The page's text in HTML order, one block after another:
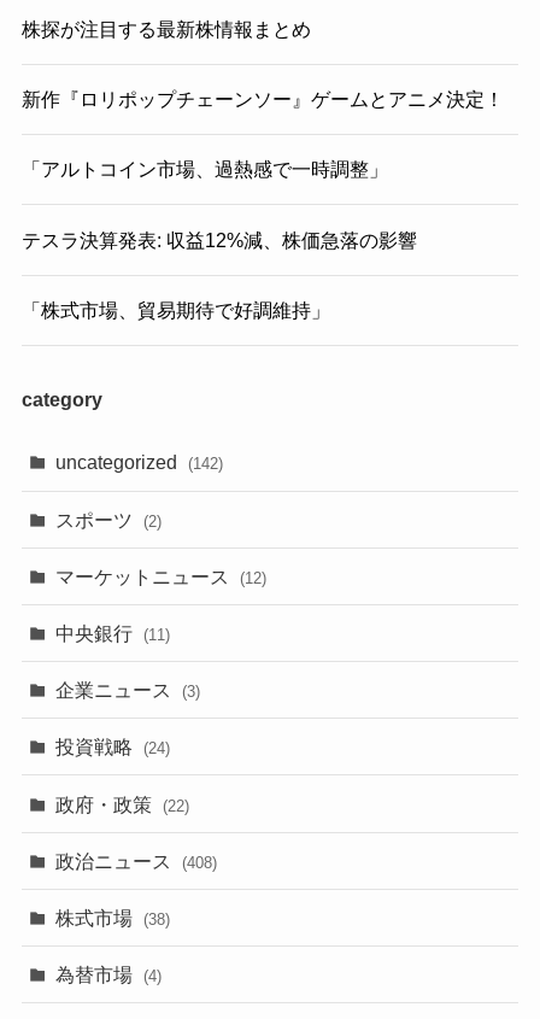
株探が注目する最新株情報まとめ
新作『ロリポップチェーンソー』ゲームとアニメ決定！
「アルトコイン市場、過熱感で一時調整」
テスラ決算発表: 収益12%減、株価急落の影響
「株式市場、貿易期待で好調維持」
category
uncategorized (142)
スポーツ (2)
マーケットニュース (12)
中央銀行 (11)
企業ニュース (3)
投資戦略 (24)
政府・政策 (22)
政治ニュース (408)
株式市場 (38)
為替市場 (4)